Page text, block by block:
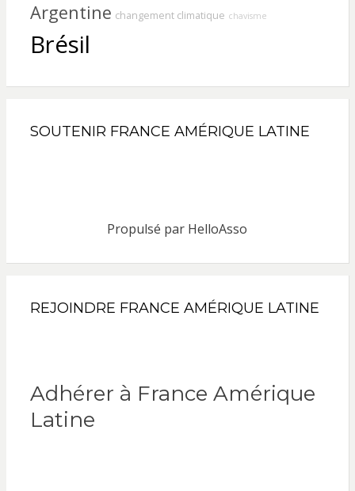
Argentine changement climatique chavisme
Brésil
SOUTENIR FRANCE AMÉRIQUE LATINE
Propulsé par HelloAsso
REJOINDRE FRANCE AMÉRIQUE LATINE
Adhérer à France Amérique
Latine